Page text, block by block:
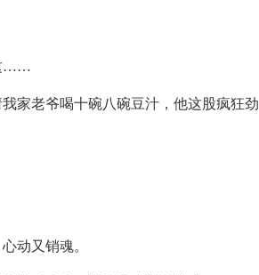
……
家老爷喝十碗八碗豆汁，他这股疯狂劲
动又销魂。